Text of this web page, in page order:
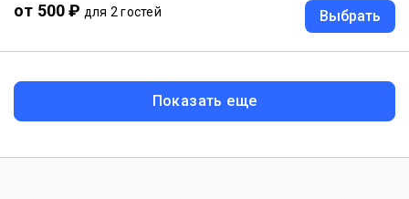
от 500 ₽ для 2 гостей Выбрать
Показать еще